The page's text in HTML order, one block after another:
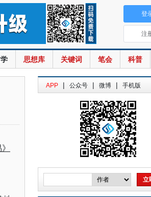
思想库 关键词 笔会 科普
登
注
APP | 公众号 | 微博 | 手机版